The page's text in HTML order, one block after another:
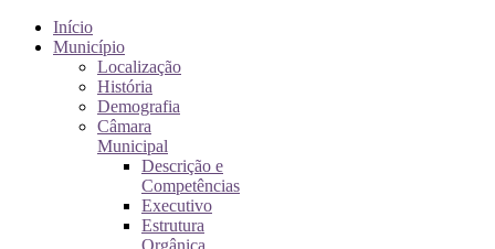
Início
Município
Localização
História
Demografia
Câmara
Municipal
Descrição e
Competências
Executivo
Estrutura
Orgânica